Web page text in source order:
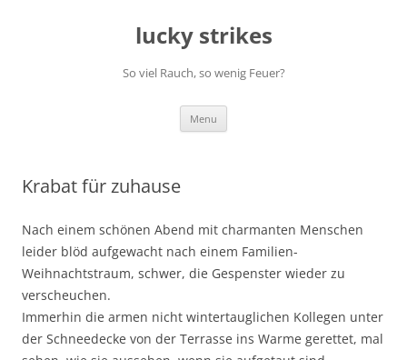
lucky strikes
So viel Rauch, so wenig Feuer?
Menu
Krabat für zuhause
Nach einem schönen Abend mit charmanten Menschen
leider blöd aufgewacht nach einem Familien-
Weihnachtstraum, schwer, die Gespenster wieder zu
verscheuchen.
Immerhin die armen nicht wintertauglichen Kollegen unter
der Schneedecke von der Terrasse ins Warme gerettet, mal